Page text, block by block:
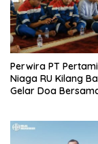
Perwira PT
Niaga RU Kilang
Gelar Doa